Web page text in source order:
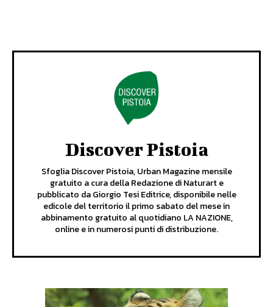
Discover Pistoia
Sfoglia Discover Pistoia, Urban Magazine mensile
gratuito a cura della Redazione di Naturart e
pubblicato da Giorgio Tesi Editrice, disponibile nelle
edicole del territorio il primo sabato del mese in
abbinamento gratuito al quotidiano LA NAZIONE,
online e in numerosi punti di distribuzione.